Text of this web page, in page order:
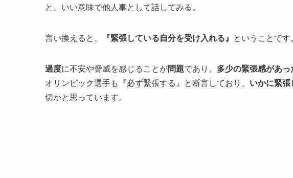
と、いい意味で他人事として話してみる。
言い換えると、 『緊張している自分を受け入れる』 ということです。
過度に不安や脅威を感じることが問題であり、 多少の緊張感があ
オリンピック選手も『必ず緊張する』と断言しており、 いかに緊
切かと思っています。